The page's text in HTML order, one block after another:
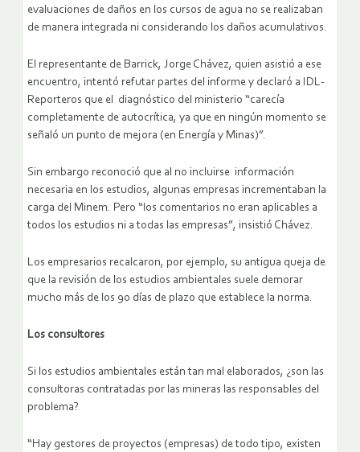
evaluaciones de daños en los cursos de agua no se realizaban
de manera integrada ni considerando los daños acumulativos.
El representante de Barrick, Jorge Chávez, quien asistió a ese
encuentro, intentó refutar partes del informe y declaró a IDL-
Reporteros que el diagnóstico del ministerio “carecía
completamente de autocrítica, ya que en ningún momento se
señaló un punto de mejora (en Energía y Minas)”.
Sin embargo reconoció que al no incluirse información
necesaria en los estudios, algunas empresas incrementaban la
carga del Minem. Pero “los comentarios no eran aplicables a
todos los estudios ni a todas las empresas”, insistió Chávez.
Los empresarios recalcaron, por ejemplo, su antigua queja de
que la revisión de los estudios ambientales suele demorar
mucho más de los 90 días de plazo que establece la norma.
Los consultores
Si los estudios ambientales están tan mal elaborados, ¿son las
consultoras contratadas por las mineras las responsables del
problema?
“Hay gestores de proyectos (empresas) de todo tipo, existen